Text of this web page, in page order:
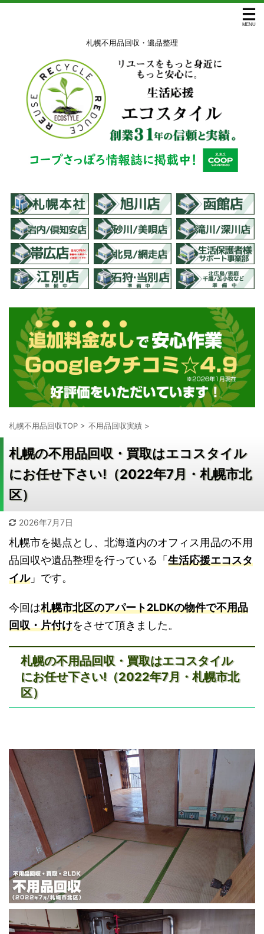
札幌不用品回収・遺品整理
札幌不用品回収TOP > 不用品回収実績 >
札幌の不用品回収・買取はエコスタイル
にお任せ下さい!（2022年7月・札幌市北
区）
2026年7月7日
札幌市を拠点とし、北海道内のオフィス用品の不用
品回収や遺品整理を行っている「 生活応援エコスタ
イル」です。
今回は札幌市北区のアパート2LDKの物件で不用品
回収・片付けをさせて頂きました。
札幌の不用品回収・買取はエコスタイル
にお任せ下さい!（2022年7月・札幌市北
区）